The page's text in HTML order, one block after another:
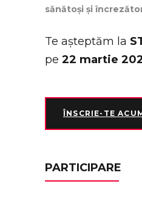
sănătoși și
Te așteptăm la
pe 22 martie
ÎNSCRIE-TE
PARTICIPARE